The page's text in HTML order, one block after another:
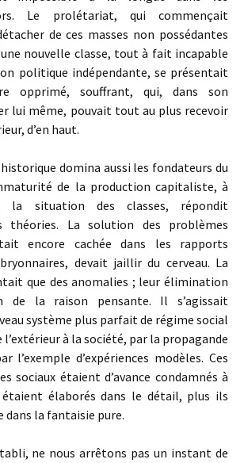
Le prolétariat, qui commençait
de ces masses non possédantes
nouvelle classe, tout à fait incapable
politique indépendante, se présentait
opprimé, souffrant, qui, dans son
lui même, pouvait tout au plus recevoir
d’en haut.
domina aussi les fondateurs du
de la production capitaliste, à
la situation des classes, répondit
théories. La solution des problèmes
encore cachée dans les rapports
devait jaillir du cerveau. La
que des anomalies ; leur élimination
de la raison pensante. Il s’agissait
système plus parfait de régime social
l’extérieur à la société, par la propagande
l’exemple d’expériences modèles. Ces
sociaux étaient d’avance condamnés à
élaborés dans le détail, plus ils
dans la fantaisie pure.
ne nous arrêtons pas un instant de